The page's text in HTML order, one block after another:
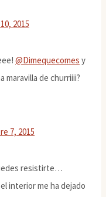
2015
@Dimequecomes y
maravilla de churriiii?
7, 2015
resistirte…
interior me ha dejado